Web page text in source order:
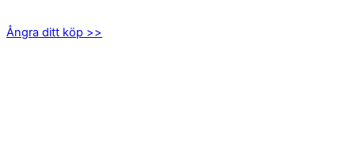
Ångra ditt köp >>